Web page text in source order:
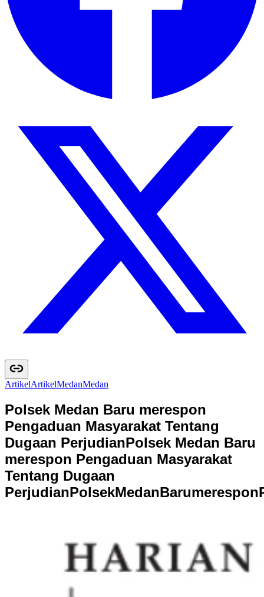
ArtikelArtikelMedanMedan
Polsek Medan Baru merespon
Pengaduan Masyarakat Tentang
Dugaan PerjudianPolsek Medan Baru
merespon Pengaduan Masyarakat
Tentang Dugaan
PerjudianPolsekMedanBarumerespon